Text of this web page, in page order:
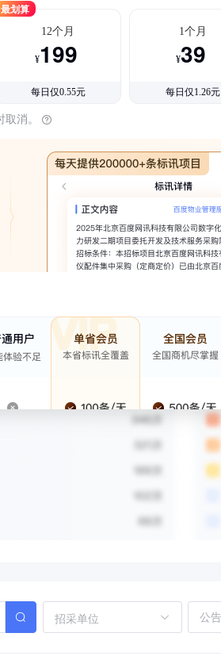
最划算
12个月
¥199
每日仅0.55元
1个月
¥39
每日仅1.26元
消。
招采单位